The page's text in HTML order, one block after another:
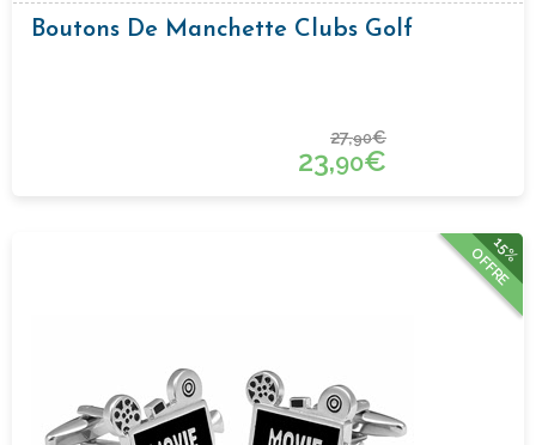
Boutons De Manchette Clubs Golf
27,90€
23,90€
15%
OFFRE